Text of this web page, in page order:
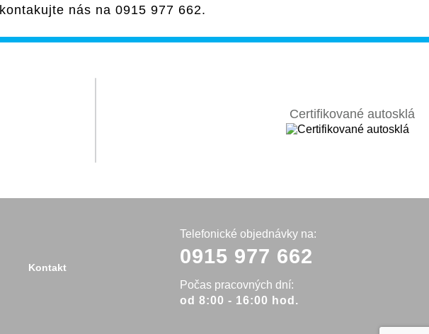
nás na 0915 977 662.
Certifikované autosklá
Kontakt
Telefonické objednávky na:
0915 977 662
Počas pracovných dní:
od 8:00 - 16:00 hod.